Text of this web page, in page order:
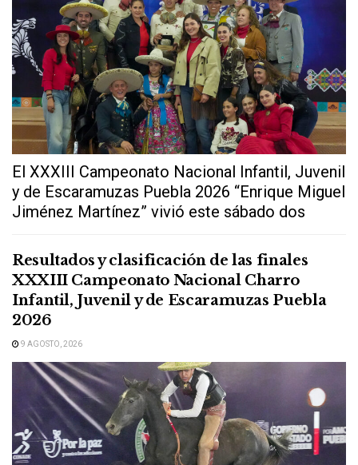
El XXXIII Campeonato Nacional Infantil, Juvenil
y de Escaramuzas Puebla 2026 “Enrique Miguel
Jiménez Martínez” vivió este sábado dos
Resultados y clasificación de las finales
XXXIII Campeonato Nacional Charro
Infantil, Juvenil y de Escaramuzas Puebla
2026
9 AGOSTO, 2026